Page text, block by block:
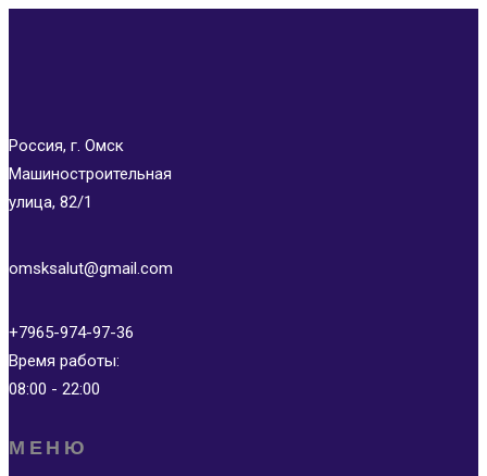
Россия, г. Омск
Машиностроительная
улица, 82/1
omsksalut@gmail.com
+7965-974-97-36
Время работы:
08:00 - 22:00
МЕНЮ